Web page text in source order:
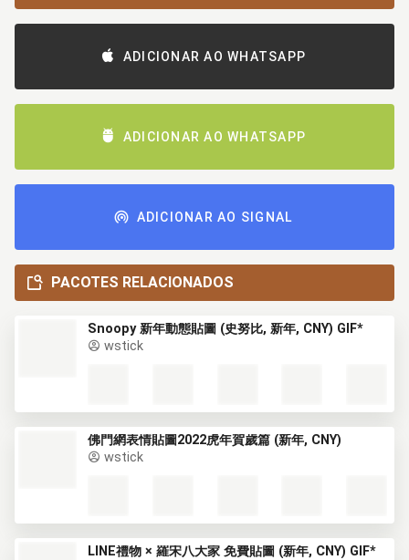
ADICIONAR AO WHATSAPP
ADICIONAR AO WHATSAPP
ADICIONAR AO SIGNAL
PACOTES RELACIONADOS
Snoopy 新年動態貼圖 (史努比, 新年, CNY) GIF*
wstick
佛門網表情貼圖2022虎年賀歲篇 (新年, CNY)
wstick
LINE禮物 × 羅宋八大家 免費貼圖 (新年, CNY) GIF*